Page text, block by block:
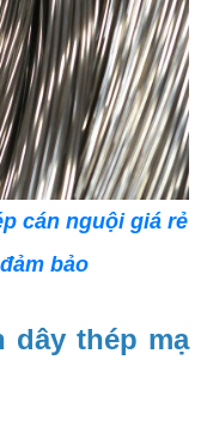
cán nguội giá rẻ
bảo
dây thép mạ